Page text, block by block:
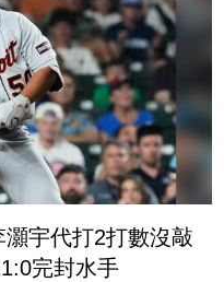
宇代打2打數沒敲
完封水手